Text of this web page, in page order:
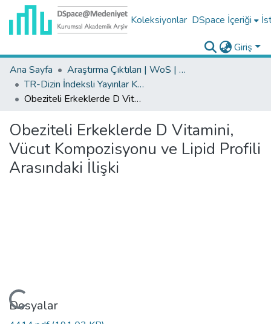
Koleksiyonlar DSpace İçeriği
Giriş
Ana Sayfa
Araştırma Çıktıları | WoS | Scopus | TR-Dizin | PubMed
TR-Dizin İndeksli Yayınlar Koleksiyonu
Obeziteli Erkeklerde D Vitamini, Vücut Kompozisyonu ve Lipid Profili Arasındaki İlişki
Obeziteli Erkeklerde D Vitamini,
Vücut Kompozisyonu ve Lipid Profili
Arasındaki İlişki
Dosyalar